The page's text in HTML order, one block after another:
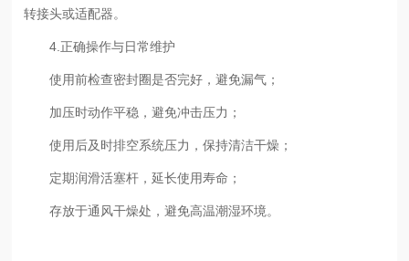
转接头或适配器。
4.正确操作与日常维护
使用前检查密封圈是否完好，避免漏气；
加压时动作平稳，避免冲击压力；
使用后及时排空系统压力，保持清洁干燥；
定期润滑活塞杆，延长使用寿命；
存放于通风干燥处，避免高温潮湿环境。